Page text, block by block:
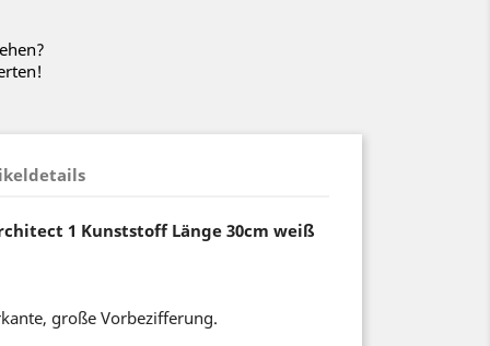
1 Kunststoff Länge 30cm weiß
große Vorbezifferung.